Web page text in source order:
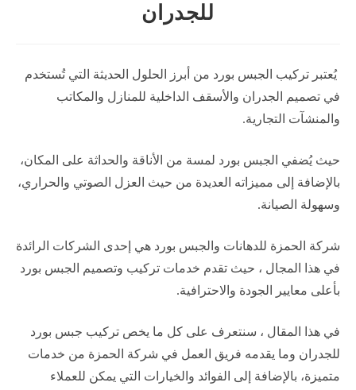
للجدران
يُعتبر تركيب الجبس بورد من أبرز الحلول الحديثة التي تُستخدم
في تصميم الجدران والأسقف الداخلية للمنازل والمكاتب
والمنشآت التجارية.
حيث يُضفي الجبس بورد لمسة من الأناقة والحداثة على المكان،
بالإضافة إلى مميزاته العديدة من حيث العزل الصوتي والحراري،
وسهولة الصيانة.
شركة الحمزة للدهانات والجبس بورد هي إحدى الشركات الرائدة
في هذا المجال ، حيث تقدم خدمات تركيب وتصميم الجبس بورد
بأعلى معايير الجودة والاحترافية.
في هذا المقال ، سنتعرف على كل ما يخص تركيب جبس بورد
للجدران وما يقدمه فريق العمل في شركة الحمزة من خدمات
متميزة، بالإضافة إلى الفوائد والخيارات التي يمكن للعملاء